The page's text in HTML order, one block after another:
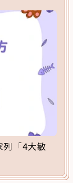
「4大敏